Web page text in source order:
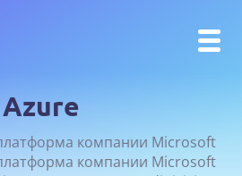
Azure
компании Microsoft
компании Microsoft